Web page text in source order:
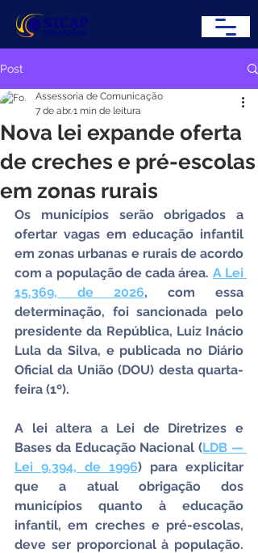
Post
Nova lei expande oferta
de creches e pré-escolas
em zonas rurais
Assessoria de Comunicação
7 de abr.1 min de leitura
Os municípios serão obrigados a
ofertar vagas em educação infantil
em zonas urbanas e rurais de acordo
com a população de cada área. A Lei
15.369, de 2026, com essa
determinação, foi sancionada pelo
presidente da República, Luiz Inácio
Lula da Silva, e publicada no Diário
Oficial da União (DOU) desta quarta-
feira (1º).
A lei altera a Lei de Diretrizes e
Bases da Educação Nacional (LDB —
Lei 9.394, de 1996) para explicitar
que a atual obrigação dos
municípios quanto à educação
infantil, em creches e pré-escolas,
deve ser proporcional à população.